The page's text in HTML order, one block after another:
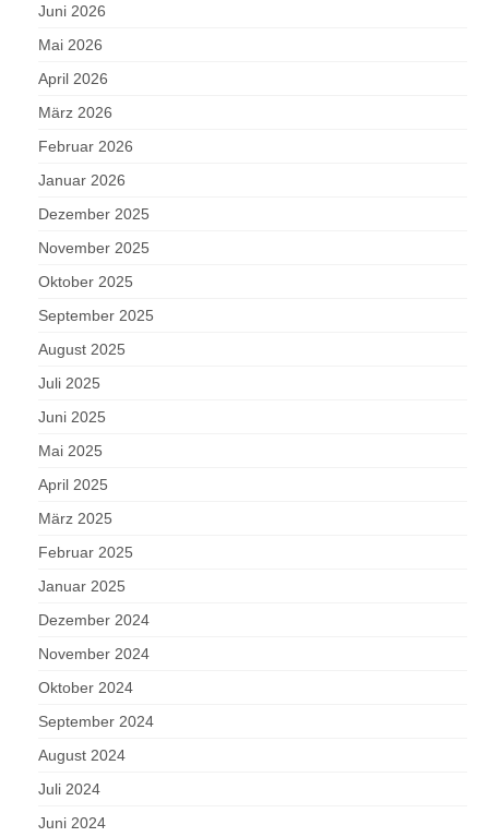
Juni 2026
Mai 2026
April 2026
März 2026
Februar 2026
Januar 2026
Dezember 2025
November 2025
Oktober 2025
September 2025
August 2025
Juli 2025
Juni 2025
Mai 2025
April 2025
März 2025
Februar 2025
Januar 2025
Dezember 2024
November 2024
Oktober 2024
September 2024
August 2024
Juli 2024
Juni 2024